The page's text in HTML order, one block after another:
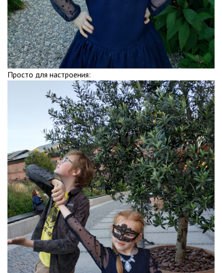
Просто для настроения: